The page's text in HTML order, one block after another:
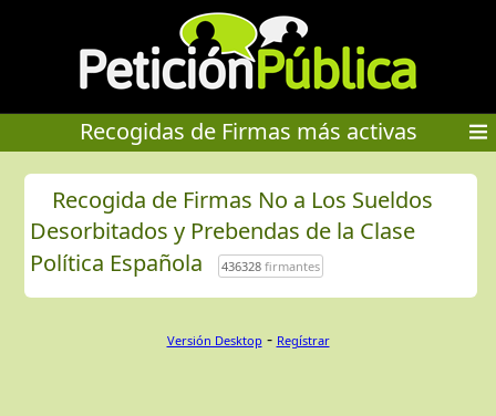
Recogidas de Firmas más activas
Recogida de Firmas No a Los Sueldos
Desorbitados y Prebendas de la Clase
Política Española
436328firmantes
Versión Desktop - Regístrar